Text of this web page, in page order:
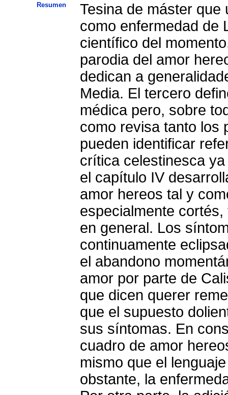
Resumen
Tesina de máster que
como enfermedad de
científico del
parodia del amor
dedican a
Media. El tercero
médica pero, sobre
como revisa tanto los
pueden identificar
crítica celestinesca
el capítulo IV
amor hereos tal y
especialmente
en general. Los
continuamente
el abandono
amor por parte de
que dicen querer
que el supuesto
sus síntomas. En
cuadro de amor
mismo que el
obstante, la